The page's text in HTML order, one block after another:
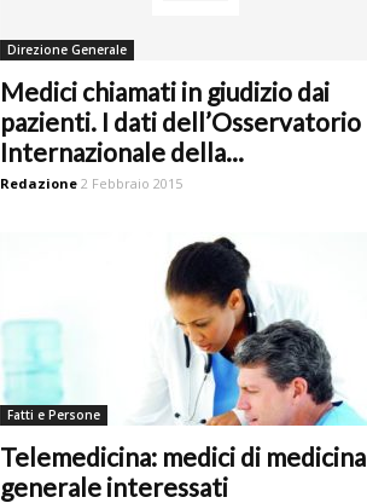
Direzione Generale
Medici chiamati in giudizio dai
pazienti. I dati dell’Osservatorio
Internazionale della...
Redazione 2 Febbraio 2015
Fatti e Persone
Telemedicina: medici di medicina
generale interessati